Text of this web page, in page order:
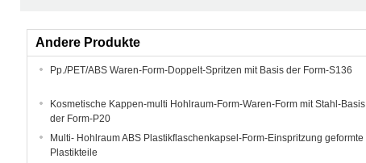
Andere Produkte
Pp./PET/ABS Waren-Form-Doppelt-Spritzen mit Basis der Form-S136
Kosmetische Kappen-multi Hohlraum-Form-Waren-Form mit Stahl-Basis
der Form-P20
Multi- Hohlraum ABS Plastikflaschenkapsel-Form-Einspritzung geformte
Plastikteile